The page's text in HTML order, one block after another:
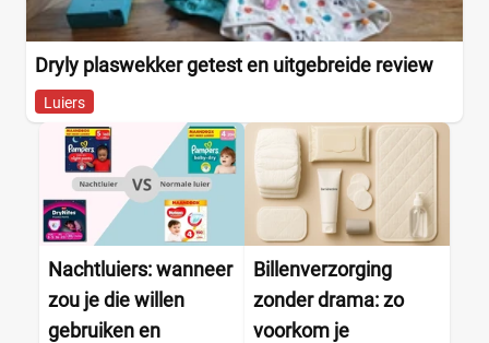
Dryly plaswekker getest en uitgebreide review
Luiers
Nachtluiers: wanneer
zou je die willen
gebruiken en
Billenverzorging
zonder drama: zo
voorkom je